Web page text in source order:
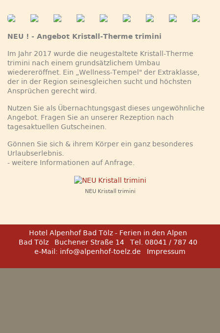
NEU ! - Angebot Kristall-Therme trimini
Im Jahr 2017 wurde die neugestaltete Kristall-Therme
trimini nach einem grundsätzlichem Umbau
wiedereröffnet. Ein „Wellness-Tempel" der Extraklasse,
der in der Region seinesgleichen sucht und höchsten
Ansprüchen gerecht wird.
Nutzen Sie als Übernachtungsgast dieses ungewöhnliche
Angebot. Fragen Sie an unserer Rezeption nach
tagesaktuellen Gutscheinen.
Gönnen Sie sich & ihrem Körper ein ganz besonderes
Urlaubserlebnis.
- weitere Informationen auf Anfrage.
NEU Kristall trimini
Hotel Alpenhof Bad Tölz - Ferien in den Alpen
Bad Tölz
Buchener Straße 14
Tel. 08041 / 787 40
e-Mail: info@alpenhof-toelz.de Impressum